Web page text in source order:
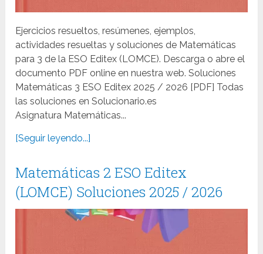
Ejercicios resueltos, resúmenes, ejemplos,
actividades resueltas y soluciones de Matemáticas
para 3 de la ESO Editex (LOMCE). Descarga o abre el
documento PDF online en nuestra web. Soluciones
Matemáticas 3 ESO Editex 2025 / 2026 [PDF] Todas
las soluciones en Solucionario.es
Asignatura Matemáticas...
[Seguir leyendo...]
Matemáticas 2 ESO Editex
(LOMCE) Soluciones 2025 / 2026